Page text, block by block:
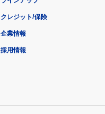
クレジット/保険
企業情報
採用情報